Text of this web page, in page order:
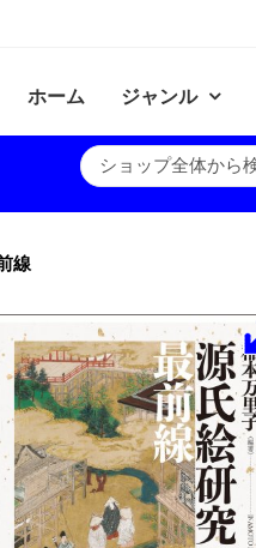
ホーム ジャンル
線